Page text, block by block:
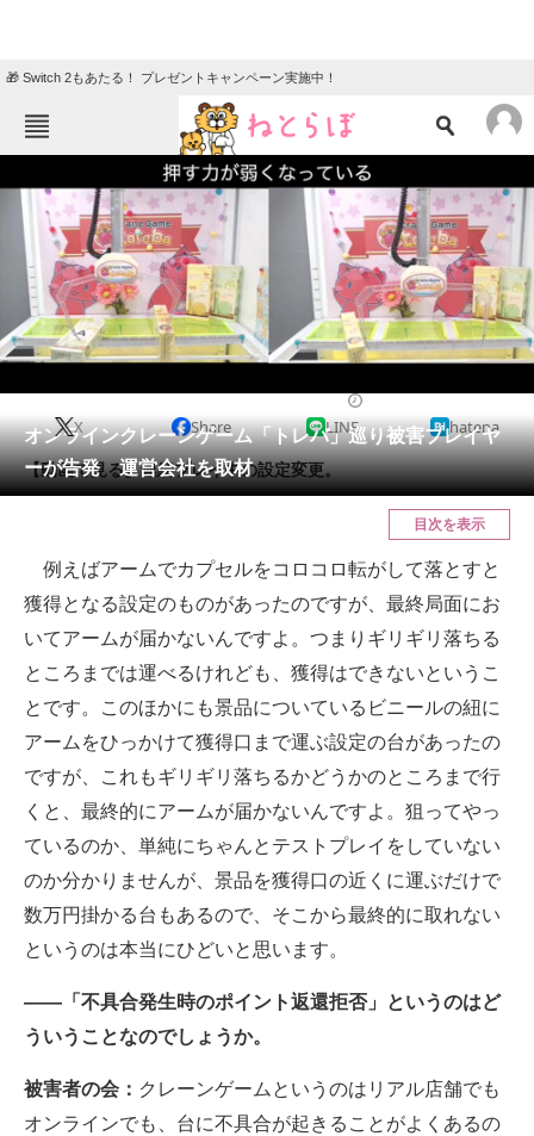
🎁 Switch 2もあたる！ プレゼントキャンペーン実施中！
ねとらぼメニュー
TOP ニュース
エンタメ クイズ
グルメ
住まい 教育・育児
会員記事
メディア
ITの今と未来を見通す
スマホと通信の最新トレンド
進化するPCとデバイスの未来
好きが集まる 比べて選べる
ビジネスと働き方のヒント
AI活用のいまが分かる
企業ITのトレンドを詳説
経営リーダーのコミュニティ
マーケ×ITの今がよく分かる
ITエンジニア向け専門サイト
企業向けIT製品の総合サイト
オンラインクレーンゲーム「トレバ」巡り被害プレイヤ
ーが告発 運営会社を取材
X Share LINE hatena
【動画で見る】連続プレイ中の設定変更。
目次を表示
例えばアームでカプセルをコロコロ転がして落とすと
獲得となる設定のものがあったのですが、最終局面にお
いてアームが届かないんですよ。つまりギリギリ落ちる
ところまでは運べるけれども、獲得はできないというこ
とです。このほかにも景品についているビニールの紐に
アームをひっかけて獲得口まで運ぶ設定の台があったの
ですが、これもギリギリ落ちるかどうかのところまで行
くと、最終的にアームが届かないんですよ。狙ってやっ
ているのか、単純にちゃんとテストプレイをしていない
のか分かりませんが、景品を獲得口の近くに運ぶだけで
数万円掛かる台もあるので、そこから最終的に取れない
というのは本当にひどいと思います。
――「不具合発生時のポイント返還拒否」というのはど
ういうことなのでしょうか。
被害者の会： クレーンゲームというのはリアル店舗でも
オンラインでも、台に不具合が起きることがよくあるの